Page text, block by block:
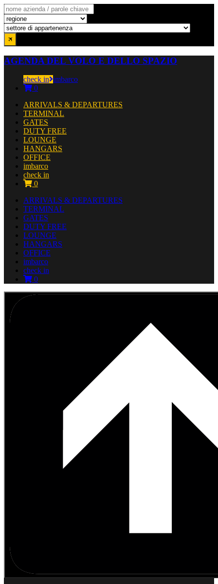
AGENDA DEL VOLO E DELLO SPAZIO
check in imbarco
0
ARRIVALS & DEPARTURES
TERMINAL
GATES
DUTY FREE
LOUNGE
HANGARS
OFFICE
imbarco
check in
0
ARRIVALS & DEPARTURES
TERMINAL
GATES
DUTY FREE
LOUNGE
HANGARS
OFFICE
imbarco
check in
0